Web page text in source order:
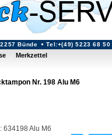
Bünde Tel:+(49) 5223 68 50
Merkzettel
Nr. 198 Alu M6
634198 Alu M6